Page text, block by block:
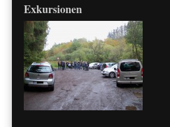
Exkursionen